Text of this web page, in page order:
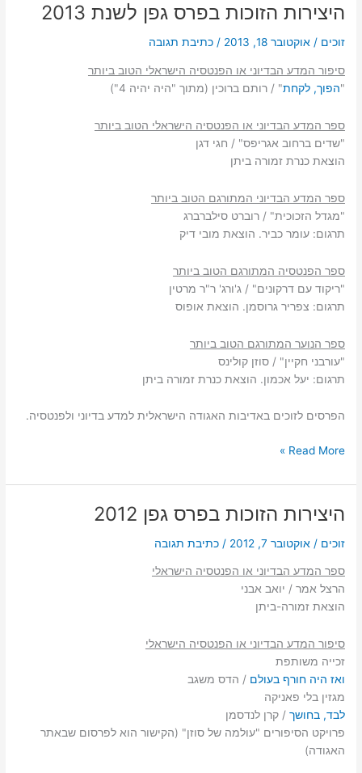
לשנת
2013
היצירות הזוכות בפרס גפן לשנת 2013
זוכים /אוקטובר 18, 2013 /כתיבת תגובה
סיפור המדע הבדיוני או הפנטסיה הישראלי הטוב ביותר
"הפוך, לקחת" / רותם ברוכין (מתוך "היה יהיה 4")
ספר המדע הבדיוני או הפנטסיה הישראלי הטוב ביותר
"שדים ברחוב אגריפס" / חגי דגן
הוצאת כנרת זמורה ביתן
ספר המדע הבדיוני המתורגם הטוב ביותר
"מגדל הזכוכית" / רוברט סילברברג
תרגום: עומר כביר. הוצאת מובי דיק
ספר הפנטסיה המתורגם הטוב ביותר
"ריקוד עם דרקונים" / ג'ורג' ר"ר מרטין
תרגום: צפריר גרוסמן. הוצאת אופוס
ספר הנוער המתורגם הטוב ביותר
"עורבני חקיין" / סוזן קולינס
תרגום: יעל אכמון. הוצאת כנרת זמורה ביתן
הפרסים לזוכים באדיבות האגודה הישראלית למדע בדיוני ולפנטסיה.
היצירות
בפרס
לשנת
2013
Read More »
היצירות הזוכות בפרס גפן 2012
זוכים /אוקטובר 7, 2012 /כתיבת תגובה
ספר המדע הבדיוני או הפנטסיה הישראלי
הרצל אמר / יואב אבני
הוצאת זמורה-ביתן
סיפור המדע הבדיוני או הפנטסיה הישראלי
זכייה משותפת
ואז היה חורף בעולם/ הדס משגב
מגזין בלי פאניקה
לבד, בחושך/ קרן לנדסמן
פרויקט הסיפורים "עולמה של סוזן" (הקישור הוא לפרסום שבאתר
האגודה)